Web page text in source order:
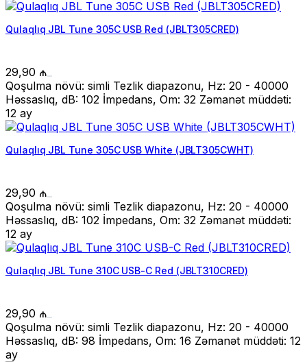
Qulaqlıq JBL Tune 305C USB Red (JBLT305CRED)
29,90 ₼
Qoşulma növü: simli Tezlik diapazonu, Hz: 20 - 40000
Həssaslıq, dB: 102 İmpedans, Om: 32 Zəmanət müddəti:
12 ay
Qulaqlıq JBL Tune 305C USB White (JBLT305CWHT)
29,90 ₼
Qoşulma növü: simli Tezlik diapazonu, Hz: 20 - 40000
Həssaslıq, dB: 102 İmpedans, Om: 32 Zəmanət müddəti:
12 ay
Qulaqlıq JBL Tune 310C USB-C Red (JBLT310CRED)
29,90 ₼
Qoşulma növü: simli Tezlik diapazonu, Hz: 20 - 40000
Həssaslıq, dB: 98 İmpedans, Om: 16 Zəmanət müddəti: 12
ay